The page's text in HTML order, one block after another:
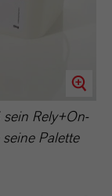
Rely+On-
Palette